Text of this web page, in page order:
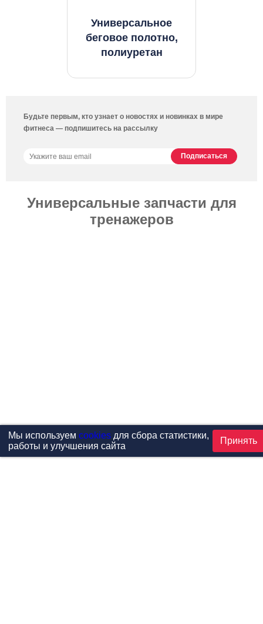
Универсальное
беговое полотно,
полиуретан
Будьте первым, кто узнает о новостях и новинках в мире
фитнеса — подпишитесь на рассылку
Универсальные запчасти для
тренажеров
Мы используем cookiesдля сбора статистики,
работы и улучшения сайта
Принять